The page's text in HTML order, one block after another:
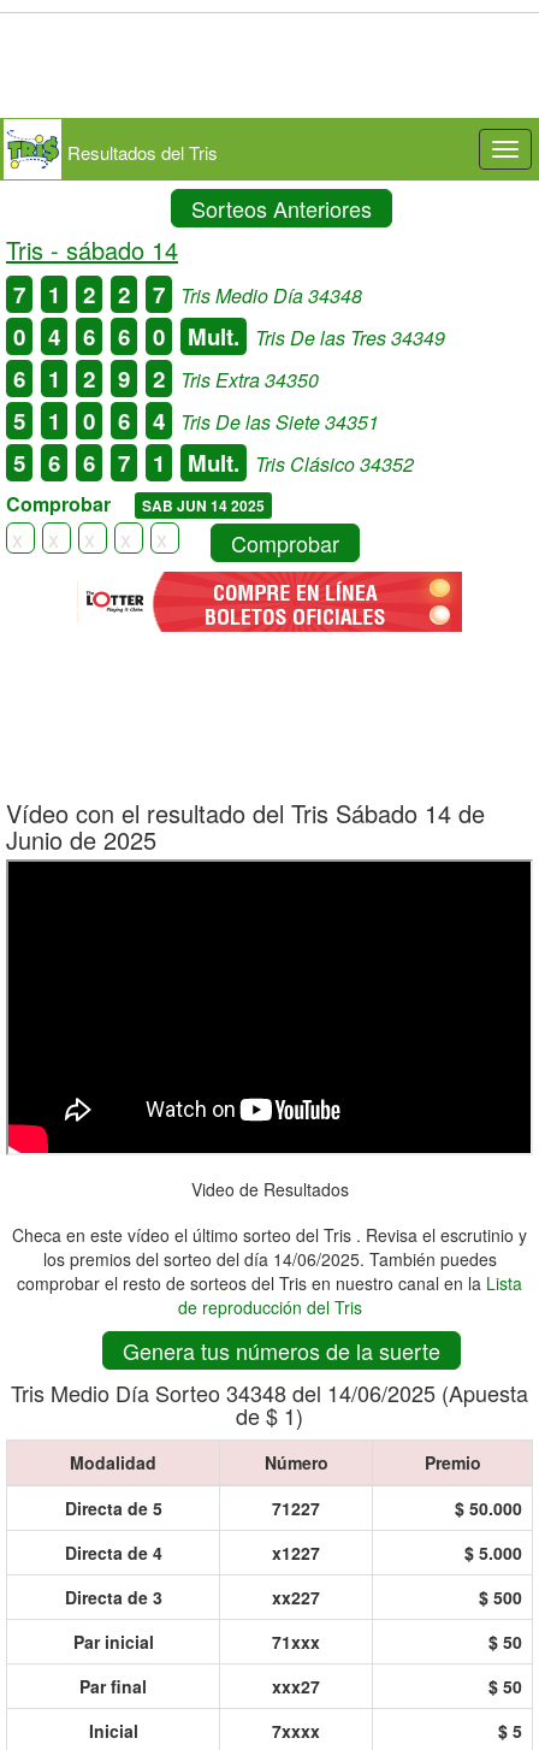
Resultados del Tris
Sorteos Anteriores
Tris - sábado 14
7 1 2 2 7 Tris Medio Día 34348
0 4 6 6 0 Mult. Tris De las Tres 34349
6 1 2 9 2 Tris Extra 34350
5 1 0 6 4 Tris De las Siete 34351
5 6 6 7 1 Mult.
Tris Clásico 34352
Comprobar
SAB JUN 14 2025
Comprobar
Vídeo con el resultado del Tris Sábado 14 de
Junio de 2025
Video de Resultados
Checa en este vídeo el último sorteo del Tris . Revisa el escrutinio y
los premios del sorteo del día 14/06/2025. También puedes
comprobar el resto de sorteos del Tris en nuestro canal en la Lista
de reproducción del Tris
Genera tus números de la suerte
Tris Medio Día Sorteo 34348 del 14/06/2025 (Apuesta
de $ 1)
Modalidad Número
Premio
Directa de 5
71227
$ 50.000
Directa de 4
x1227
$ 5.000
Directa de 3
xx227
$ 500
Par inicial
71xxx
$ 50
Par final
xxx27
$ 50
Inicial
7xxxx
$ 5